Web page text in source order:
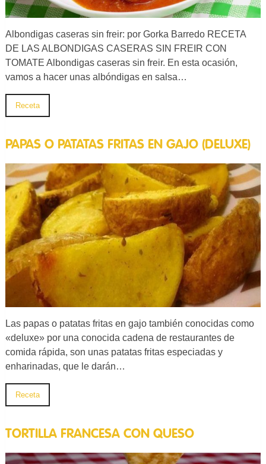
Albondigas caseras sin freir: por Gorka Barredo RECETA
DE LAS ALBONDIGAS CASERAS SIN FREIR CON
TOMATE Albondigas caseras sin freir. En esta ocasión,
vamos a hacer unas albóndigas en salsa…
Receta
PAPAS O PATATAS FRITAS EN GAJO (DELUXE)
Las papas o patatas fritas en gajo también conocidas como
«deluxe» por una conocida cadena de restaurantes de
comida rápida, son unas patatas fritas especiadas y
enharinadas, que le darán…
Receta
TORTILLA FRANCESA CON QUESO